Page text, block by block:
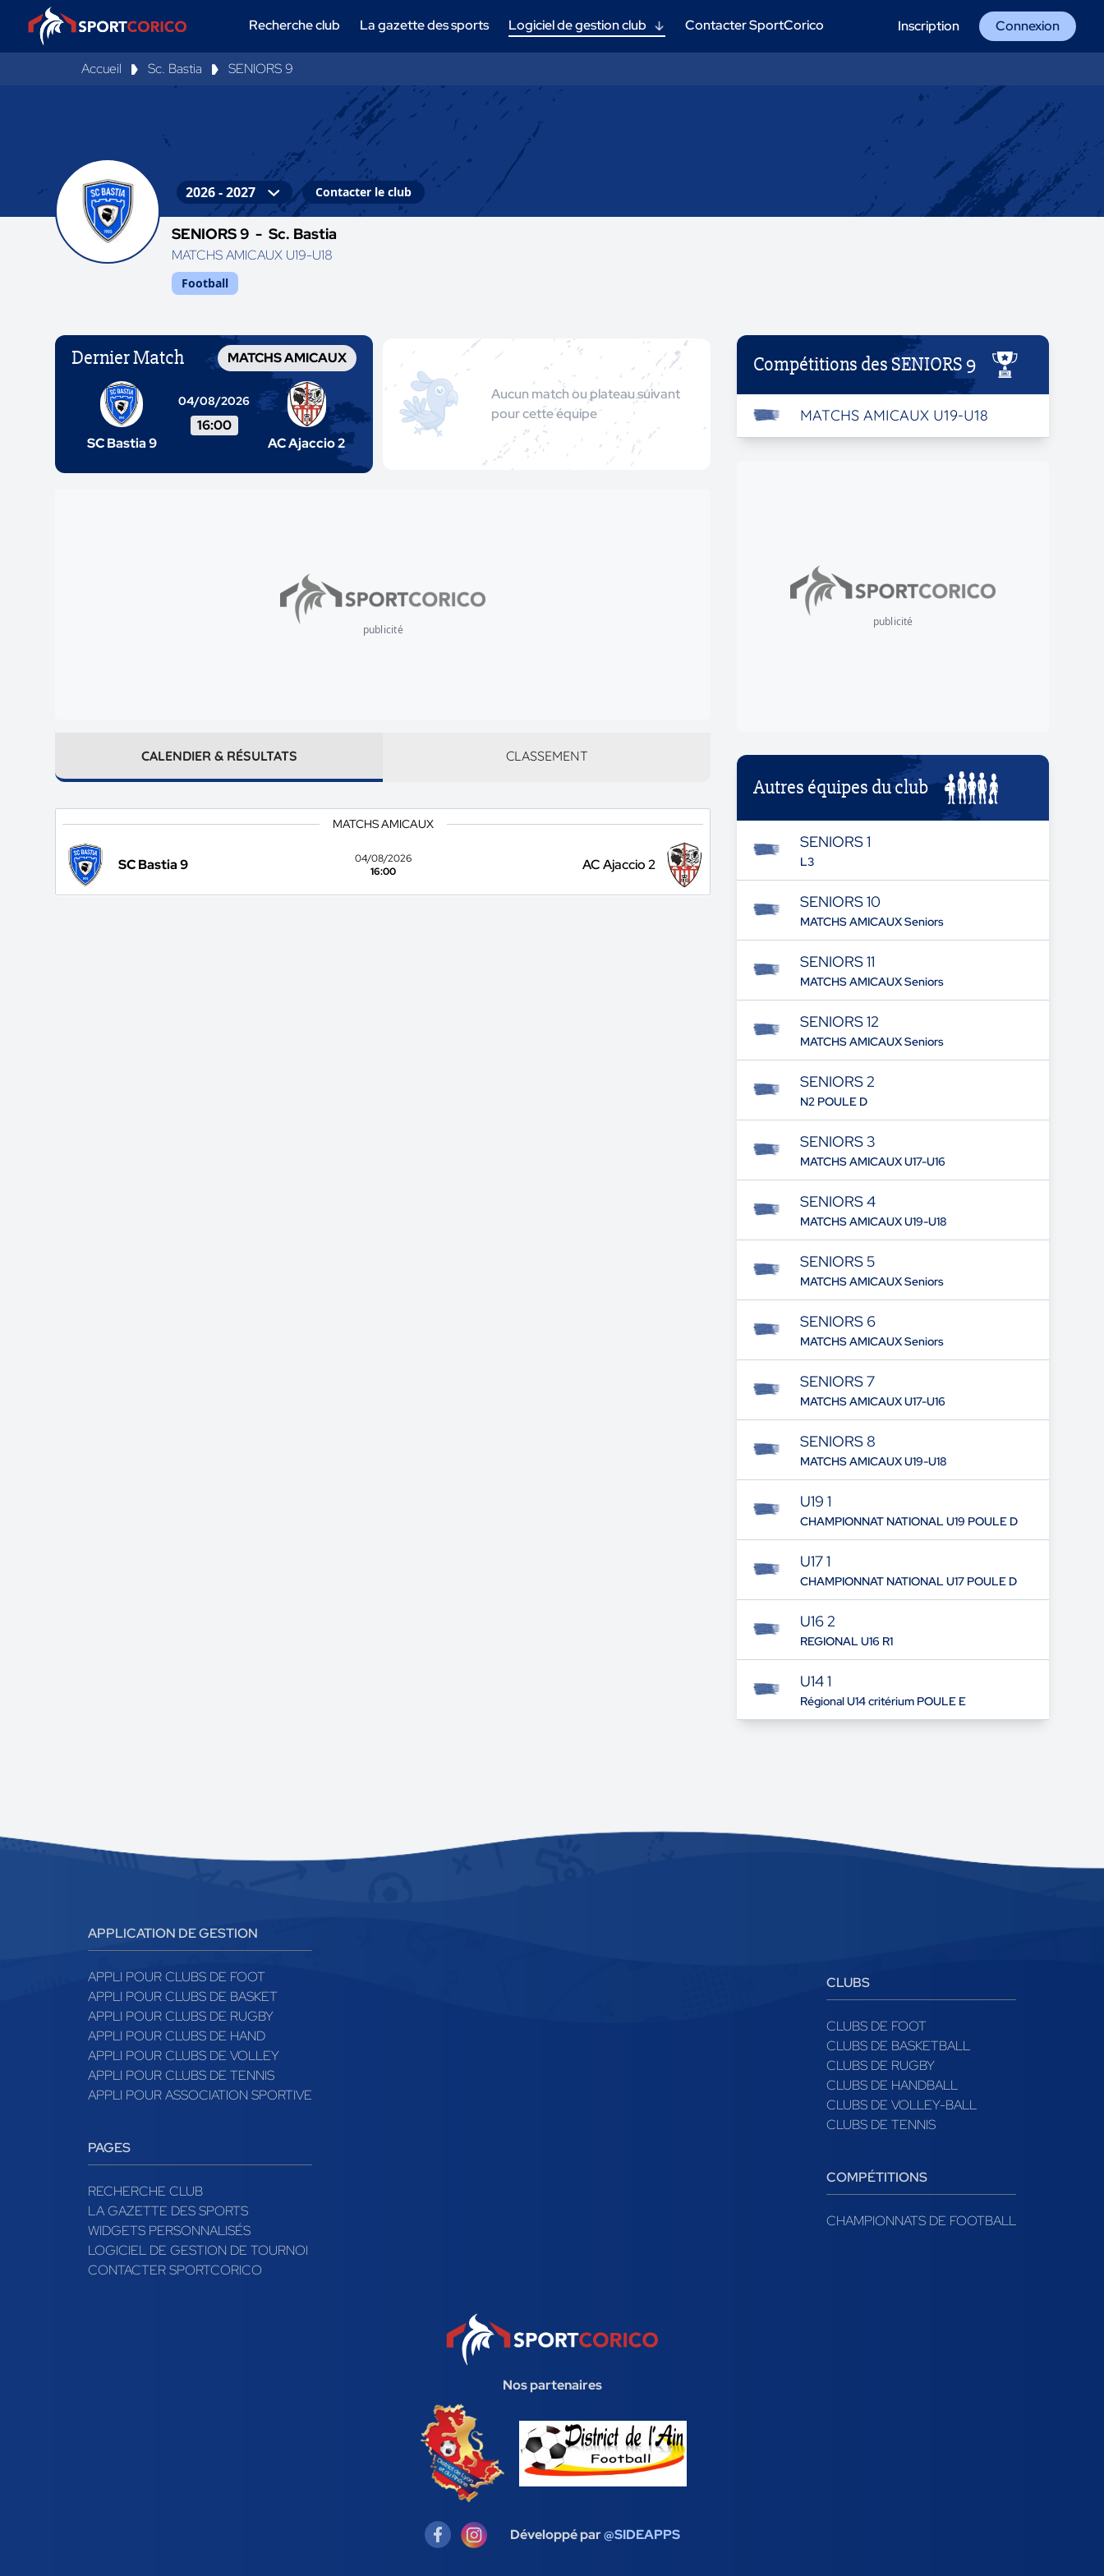
Recherche club La gazette des sports Logiciel de gestion club Contacter SportCorico Inscription Connexion
Accueil Sc. Bastia SENIORS 9
Contacter le club
SENIORS 9 -Sc. Bastia
MATCHS AMICAUX U19-U18
Football
Dernier Match MATCHS AMICAUX
SC Bastia 9
04/08/2026
16:00
AC Ajaccio 2
Aucun match ou plateau suivant
pour cette équipe
publicité
CALENDIER & RÉSULTATS CLASSEMENT
MATCHS AMICAUX
SC Bastia 9
04/08/2026
16:00
AC Ajaccio 2
Compétitions des SENIORS 9
MATCHS AMICAUX U19-U18
publicité
Autres équipes du club
SENIORS 1
L3
SENIORS 10
MATCHS AMICAUX Seniors
SENIORS 11
MATCHS AMICAUX Seniors
SENIORS 12
MATCHS AMICAUX Seniors
SENIORS 2
N2 POULE D
SENIORS 3
MATCHS AMICAUX U17-U16
SENIORS 4
MATCHS AMICAUX U19-U18
SENIORS 5
MATCHS AMICAUX Seniors
SENIORS 6
MATCHS AMICAUX Seniors
SENIORS 7
MATCHS AMICAUX U17-U16
SENIORS 8
MATCHS AMICAUX U19-U18
U19 1
CHAMPIONNAT NATIONAL U19 POULE D
U17 1
CHAMPIONNAT NATIONAL U17 POULE D
U16 2
REGIONAL U16 R1
U14 1
Régional U14 critérium POULE E
APPLICATION DE GESTION
APPLI POUR CLUBS DE FOOT
APPLI POUR CLUBS DE BASKET
APPLI POUR CLUBS DE RUGBY
APPLI POUR CLUBS DE HAND
APPLI POUR CLUBS DE VOLLEY
APPLI POUR CLUBS DE TENNIS
APPLI POUR ASSOCIATION SPORTIVE
PAGES
RECHERCHE CLUB
LA GAZETTE DES SPORTS
WIDGETS PERSONNALISÉS
LOGICIEL DE GESTION DE TOURNOI
CONTACTER SPORTCORICO
CLUBS
CLUBS DE FOOT
CLUBS DE BASKETBALL
CLUBS DE RUGBY
CLUBS DE HANDBALL
CLUBS DE VOLLEY-BALL
CLUBS DE TENNIS
COMPÉTITIONS
CHAMPIONNATS DE FOOTBALL
Nos partenaires
Développé par@SIDEAPPS